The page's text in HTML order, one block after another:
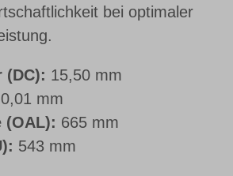
bei optimaler
(DC): 15,50 mm
mm
(OAL): 665 mm
543 mm